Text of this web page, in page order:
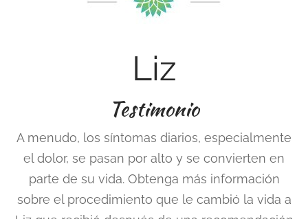
Liz
Testimonio
A menudo, los síntomas diarios, especialmente
el dolor, se pasan por alto y se convierten en
parte de su vida. Obtenga más información
sobre el procedimiento que le cambió la vida a